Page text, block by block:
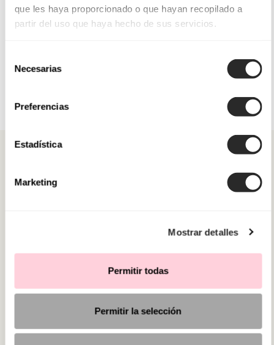
que les haya proporcionado o que hayan recopilado a
partir del uso que haya hecho de sus servicios.
Necesarias
Preferencias
Estadística
Marketing
Mostrar detalles
Permitir todas
Permitir la selección
HAI BISOGNO DI AIUTO?